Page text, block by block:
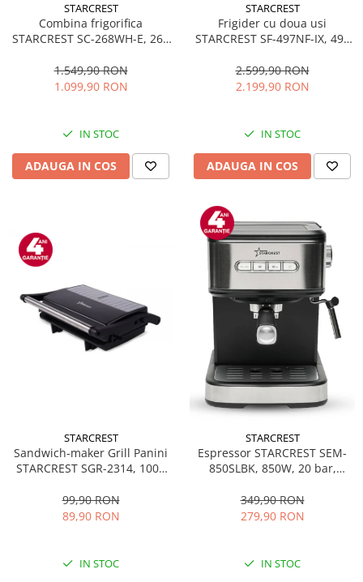
STARCREST
Combina frigorifica
STARCREST SC-268WH-E, 268
Termostat reglabil, Iluminare
LED, Picioare ajustabile, Usi
1.549,90 RON
1.099,90 RON
IN STOC
ADAUGA IN COS
STARCREST
Frigider cu doua usi
STARCREST SF-497NF-IX, 497
Inverter, Clasa E, Display,
Functie super racire, Blocare
2.599,90 RON
2.199,90 RON
IN STOC
ADAUGA IN COS
STARCREST
Sandwich-maker Grill Panini
STARCREST SGR-2314, 1000
Deschidere 180°, Suprafata
de gatire 23 x 14 cm, Negru
99,90 RON
89,90 RON
IN STOC
STARCREST
Espressor STARCREST SEM-
850SLBK, 850W, 20 bar,
dispozitiv spumare, filtru
dublu din inox, Negru/Inox
349,90 RON
279,90 RON
IN STOC